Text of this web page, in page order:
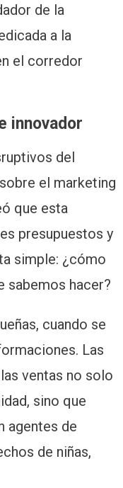
de la
a la
el corredor
innovador
del
el marketing
que esta
presupuestos y
simple: ¿cómo
sabemos hacer?
cuando se
Las
ventas no solo
sino que
agentes de
de niñas,